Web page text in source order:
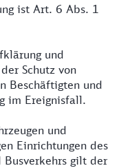
ist Art. 6 Abs. 1
und
Schutz von
Beschäftigten und
im Ereignisfall.
und
Einrichtungen des
Busverkehrs gilt der